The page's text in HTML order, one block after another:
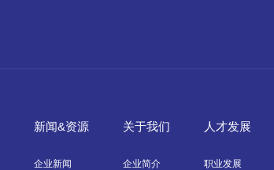
新闻&资源
企业新闻
关于我们
企业简介
人才发展
职业发展